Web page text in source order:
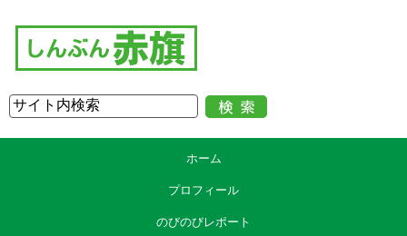
ホーム
プロフィール
のびのびレポート